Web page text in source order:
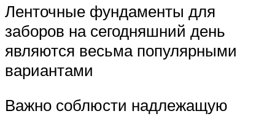
Ленточные фундаменты для
заборов на сегодняшний день
являются весьма популярными
вариантами
Важно соблюсти надлежащую